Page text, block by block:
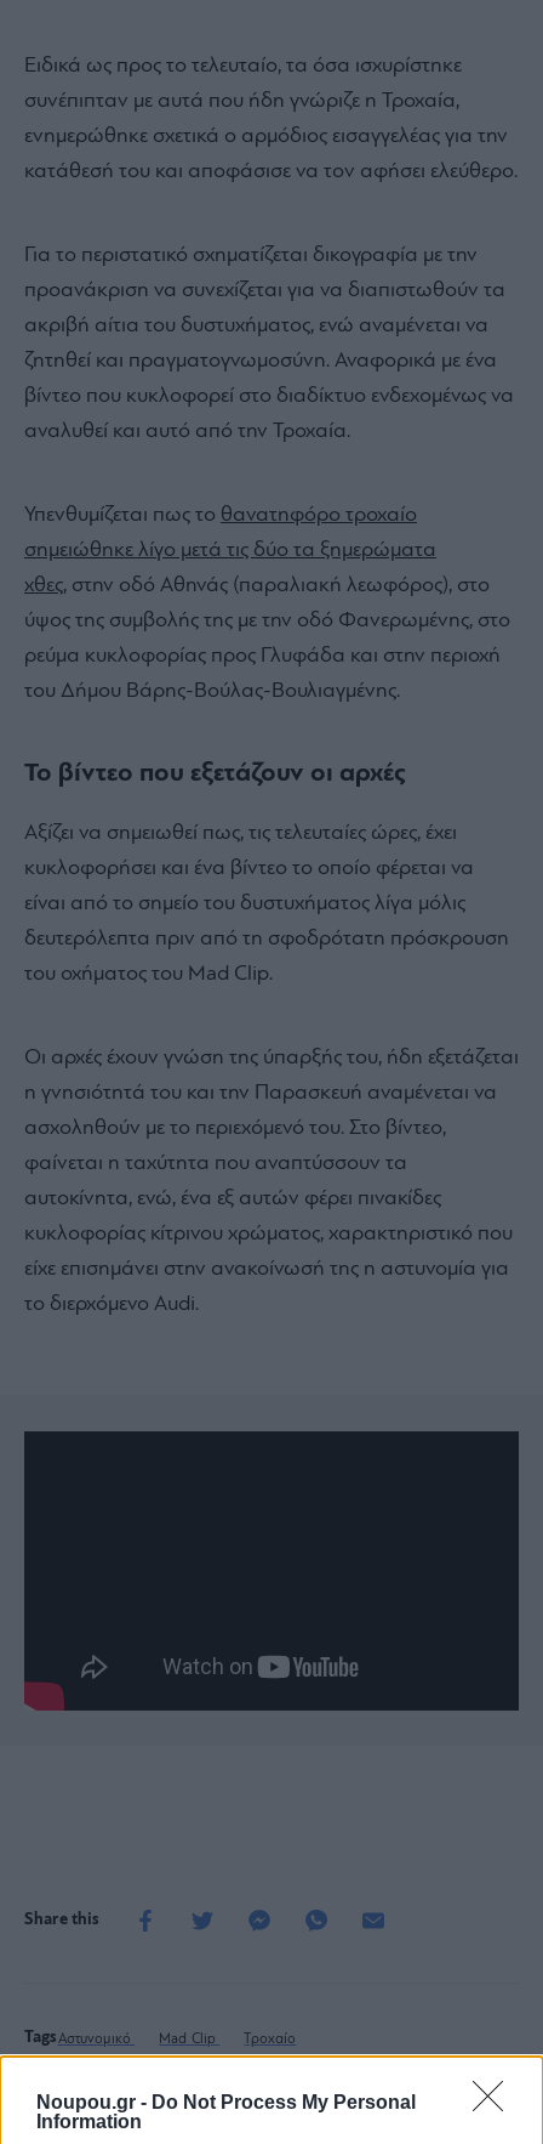
Noupou.gr - Do Not Process My Personal
Information
Ειδικά ως προς το τελευταίο, τα όσα ισχυρίστηκε
συνέπιπταν με αυτά που ήδη γνώριζε η Τροχαία,
ενημερώθηκε σχετικά ο αρμόδιος εισαγγελέας για την
κατάθεσή του και αποφάσισε να τον αφήσει ελεύθερο.
Για το περιστατικό σχηματίζεται δικογραφία με την
προανάκριση να συνεχίζεται για να διαπιστωθούν τα
ακριβή αίτια του δυστυχήματος, ενώ αναμένεται να
ζητηθεί και πραγματογνωμοσύνη. Αναφορικά με ένα
βίντεο που κυκλοφορεί στο διαδίκτυο ενδεχομένως να
αναλυθεί και αυτό από την Τροχαία.
Υπενθυμίζεται πως το θανατηφόρο τροχαίο
σημειώθηκε λίγο μετά τις δύο τα ξημερώματα
χθες, στην οδό Αθηνάς (παραλιακή λεωφόρος), στο
ύψος της συμβολής της με την οδό Φανερωμένης, στο
ρεύμα κυκλοφορίας προς Γλυφάδα και στην περιοχή
του Δήμου Βάρης-Βούλας-Βουλιαγμένης.
Το βίντεο που εξετάζουν οι αρχές
Αξίζει να σημειωθεί πως, τις τελευταίες ώρες, έχει
κυκλοφορήσει και ένα βίντεο το οποίο φέρεται να
είναι από το σημείο του δυστυχήματος λίγα μόλις
δευτερόλεπτα πριν από τη σφοδρότατη πρόσκρουση
του οχήματος του Mad Clip.
Οι αρχές έχουν γνώση της ύπαρξής του, ήδη εξετάζεται
η γνησιότητά του και την Παρασκευή αναμένεται να
ασχοληθούν με το περιεχόμενό του. Στο βίντεο,
φαίνεται η ταχύτητα που αναπτύσσουν τα
αυτοκίνητα, ενώ, ένα εξ αυτών φέρει πινακίδες
κυκλοφορίας κίτρινου χρώματος, χαρακτηριστικό που
είχε επισημάνει στην ανακοίνωσή της η αστυνομία για
το διερχόμενο Audi.
Share this
TagsΑστυνομικό Mad Clip Τροχαίο